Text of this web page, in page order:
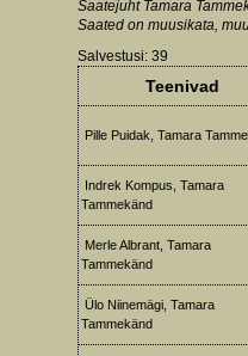
Saatejuht Tamara
Saated on muusikata,
Salvestusi: 39
Teenivad
Pille Puidak, Tamara
Indrek Kompus, Tamara
Tammekänd
Merle Albrant, Tamara
Tammekänd
Ülo Niinemägi, Tamara
Tammekänd